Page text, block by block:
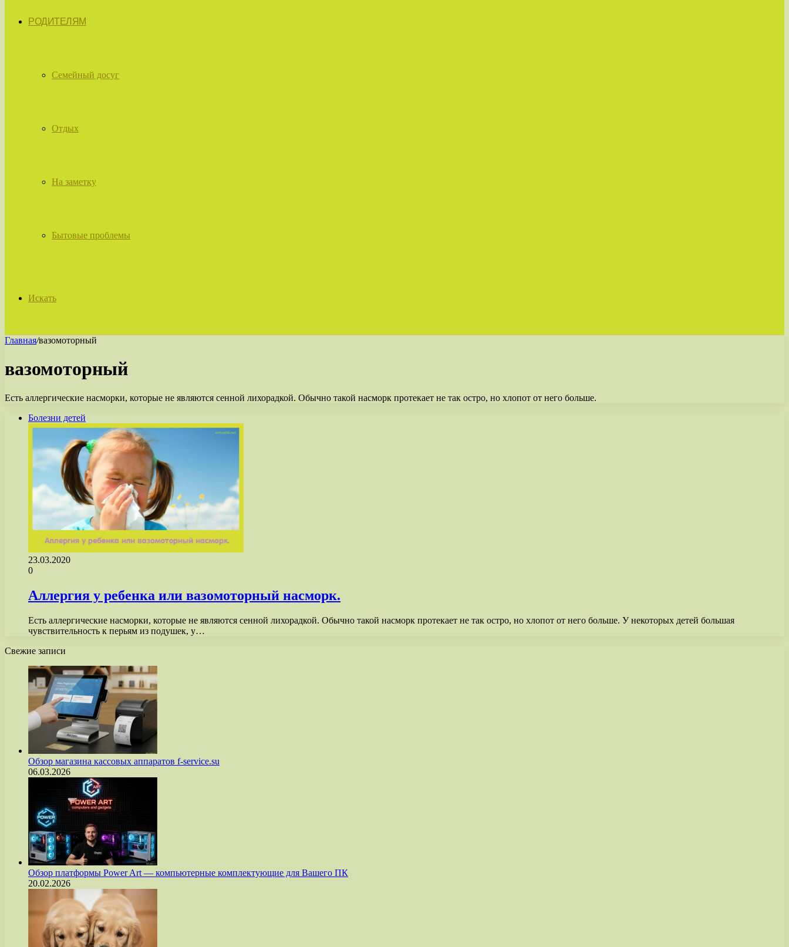
РОДИТЕЛЯМ
Семейный досуг
Отдых
На заметку
Бытовые проблемы
Искать
Главная/вазомоторный
вазомоторный
Есть аллергические насморки, которые не являются сенной лихорадкой. Обычно такой насморк протекает не так остро, но хлопот от него больше.
Болезни детей
23.03.2020
0
Аллергия у ребенка или вазомоторный насморк.
Есть аллергические насморки, которые не являются сенной лихорадкой. Обычно такой насморк протекает не так остро, но хлопот от него больше. У некоторых детей большая
чувствительность к перьям из подушек, у…
Свежие записи
Обзор магазина кассовых аппаратов f-service.su
06.03.2026
Обзор платформы Power Art — компьютерные комплектующие для Вашего ПК
20.02.2026